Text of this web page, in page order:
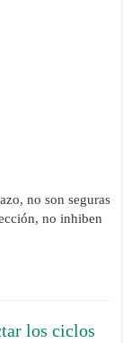
no son seguras
no inhiben
los ciclos